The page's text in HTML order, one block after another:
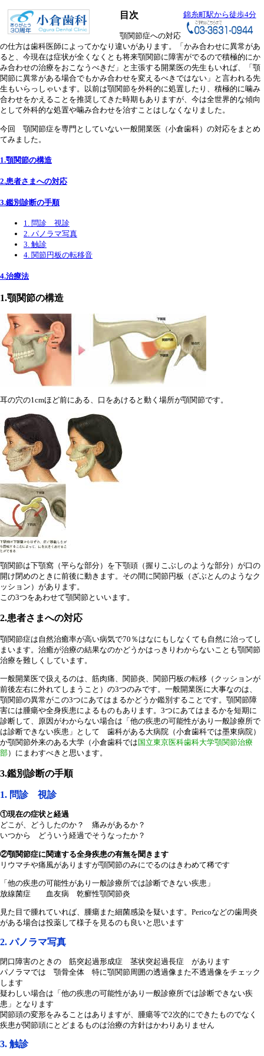
錦糸町駅から徒歩4分
目次
顎関節症への対応
の仕方は歯科医師によってかなり違いがあります。「かみ合わせに異常があ
ると、今現在は症状が全くなくとも将来顎関節に障害がでるので積極的にか
み合わせの治療をおこなうべきだ」と主張する開業医の先生もいれば、「顎
関節に異常がある場合でもかみ合わせを変えるべきではない」と言われる先
生もいらっしゃいます。以前は顎関節を外科的に処置したり、積極的に噛み
合わせをかえることを推奨してきた時期もありますが、今は全世界的な傾向
として外科的な処置や噛み合わせを治すことはしなくなりました。
今回 顎関節症を専門としていない一般開業医（小倉歯科）の対応をまとめ
てみました。
1.顎関節の構造
2.患者さまへの対応
3.鑑別診断の手順
1. 問診 視診
2. パノラマ写真
3. 触診
4. 関節円板の転移音
4.治療法
1.顎関節の構造
耳の穴の1cmほど前にある、口をあけると動く場所が顎関節です。
顎関節は下顎窩（平らな部分）を下顎頭（握りこぶしのような部分）が口の
開け閉めのときに前後に動きます。その間に関節円板（ざぶとんのようなク
ッション）があります。
この3つをあわせて顎関節といいます。
2.患者さまへの対応
顎関節症は自然治癒率が高い病気で70％はなにもしなくても自然に治ってし
まいます。治癒が治療の結果なのかどうかはっきりわからないことも顎関節
治療を難しくしています。
一般開業医で扱えるのは、筋肉痛、関節炎、関節円板の転移（クッションが
前後左右に外れてしまうこと）の3つのみです。一般開業医に大事なのは、
顎関節の異常がこの3つにあてはまるかどうか鑑別することです。顎関節障
害には腫瘍や全身疾患によるものもあります。3つにあてはまるかを短期に
診断して、原因がわからない場合は「他の疾患の可能性があり一般診療所で
は診断できない疾患」として 歯科がある大病院（小倉歯科では墨東病院）
か顎関節外来のある大学（小倉歯科では 国立東京医科歯科大学顎関節治療
部）にまわすべきと思います。
3.鑑別診断の手順
1. 問診 視診
①現在の症状と経過
どこが、どうしたのか？ 痛みがあるか？
いつから どういう経過でそうなったか？
②顎関節症に関連する全身疾患の有無を聞きます
リウマチや痛風がありますが顎関節のみにでるのはきわめて稀です
「他の疾患の可能性があり一般診療所では診断できない疾患」
放線菌症 血友病 乾癬性顎関節炎
見た目で腫れていれば、腫瘍また細菌感染を疑います。Pericoなどの歯周炎
がある場合は投薬して様子を見るのも良いと思います
2. パノラマ写真
閉口障害のときの 筋突起過形成症 茎状突起過長症 があります
パノラマでは 顎骨全体 特に顎関節周囲の透過像また不透過像をチェック
します
疑わしい場合は「他の疾患の可能性があり一般診療所では診断できない疾
患」となります
関節頭の変形をみることはありますが、腫瘍等で2次的にできたものでなく
疾患が関節頭にとどまるものは治療の方針はかわりありません
3. 触診